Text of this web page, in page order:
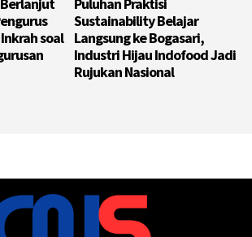
soal
Sustainability Belajar
Langsung ke Bogasari,
Industri Hijau Indofood Jadi
Rujukan Nasional